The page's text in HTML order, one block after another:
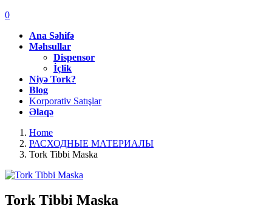
0
Ana Səhifə
Məhsullar
Dispensor
İçlik
Niyə Tork?
Blog
Korporativ Satışlar
Əlaqə
Home
РАСХОДНЫЕ МАТЕРИАЛЫ
Tork Tibbi Maska
Tork Tibbi Maska